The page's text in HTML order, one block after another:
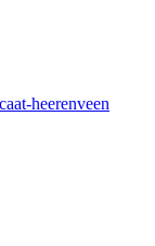
heerenveen